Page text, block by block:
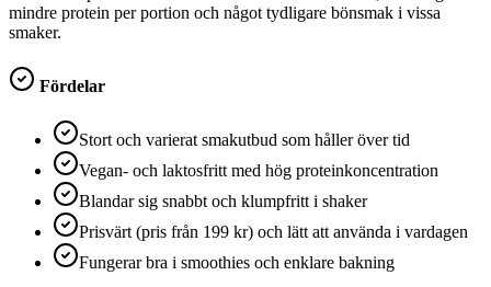
mindre protein per portion och något tydligare bönsmak i vissa
smaker.
Fördelar
Stort och varierat smakutbud som håller över tid
Vegan- och laktosfritt med hög proteinkoncentration
Blandar sig snabbt och klumpfritt i shaker
Prisvärt (pris från 199 kr) och lätt att använda i vardagen
Fungerar bra i smoothies och enklare bakning